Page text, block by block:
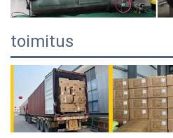
toimitus